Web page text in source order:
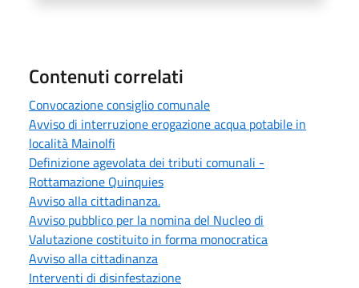
Contenuti correlati
Convocazione consiglio comunale
Avviso di interruzione erogazione acqua potabile in
località Mainolfi
Definizione agevolata dei tributi comunali -
Rottamazione Quinquies
Avviso alla cittadinanza.
Avviso pubblico per la nomina del Nucleo di
Valutazione costituito in forma monocratica
Avviso alla cittadinanza
Interventi di disinfestazione